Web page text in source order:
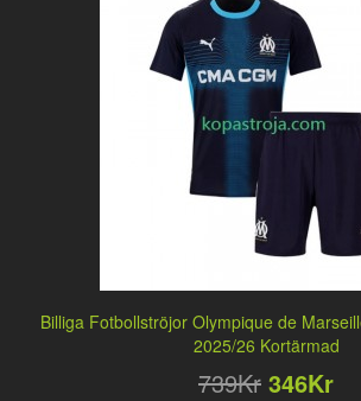
Billiga Fotbollströjor Olympique de
2025/26 Kortärmad
739Kr 346Kr